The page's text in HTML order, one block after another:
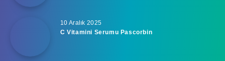
10 Aralık 2025
C Vitamini Serumu Pascorbin